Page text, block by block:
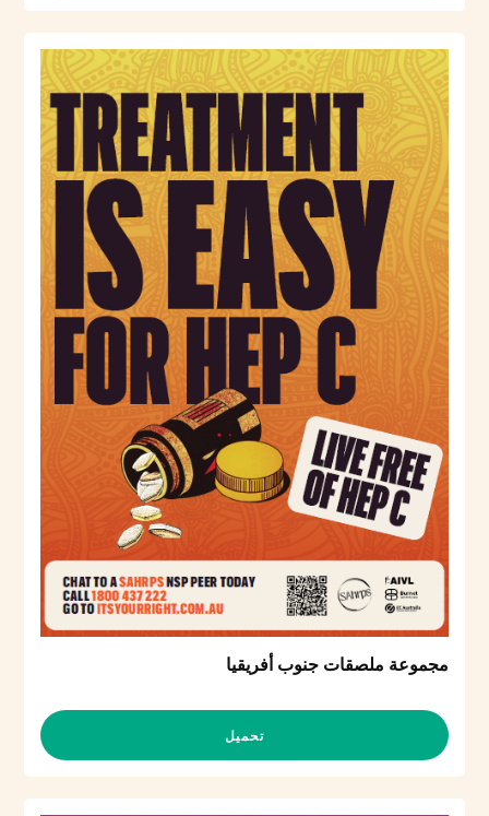
مجموعة ملصقات جنوب أفريقيا
تحميل